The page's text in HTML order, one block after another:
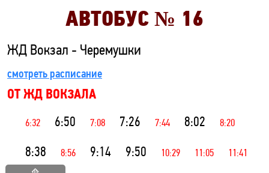
АВТОБУС № 16
ЖД Вокзал - Черемушки
смотреть расписание
ОТ ЖД ВОКЗАЛА
6:32 6:50 7:08 7:26 7:44 8:02 8:20
8:38 8:56 9:14 9:50 10:29 11:05 11:41